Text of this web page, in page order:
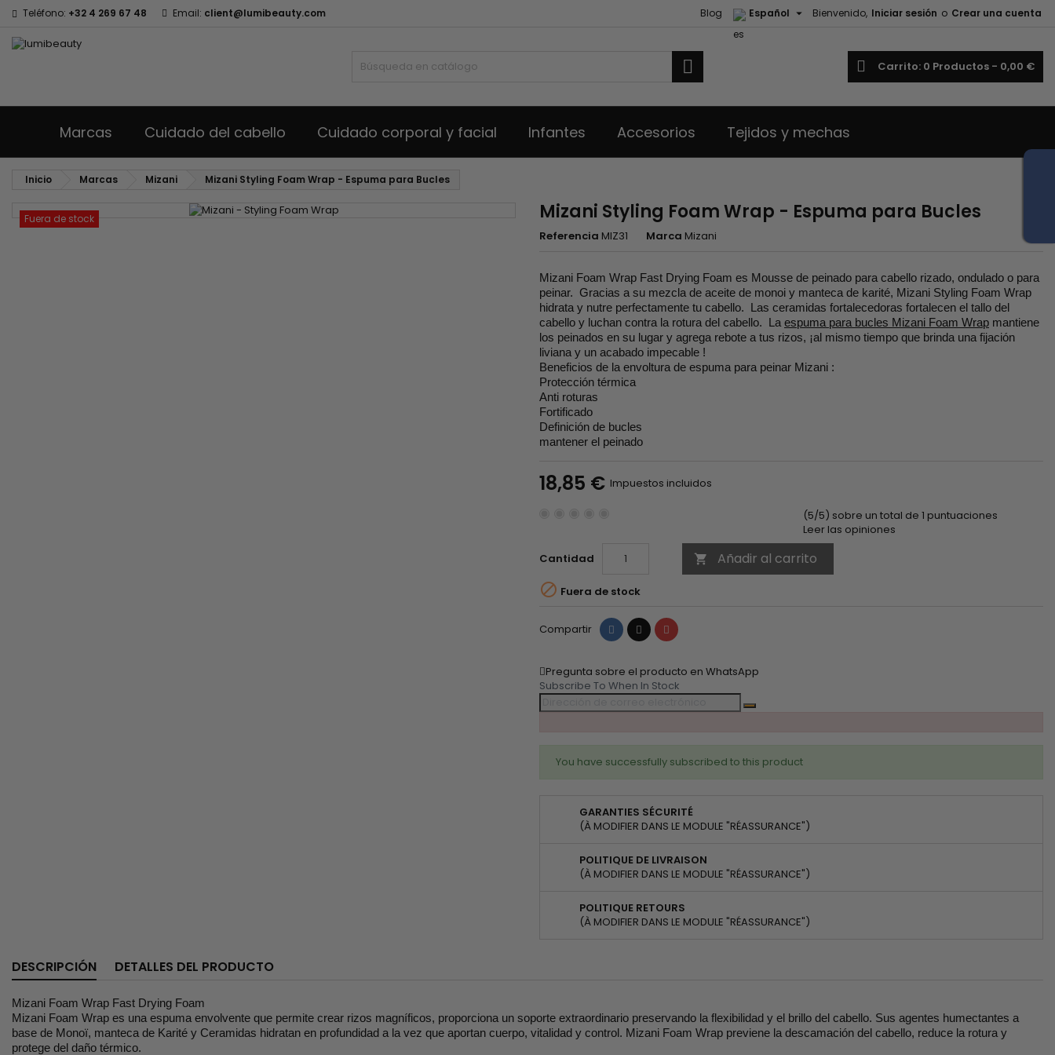
Teléfono: +32 4 269 67 48 Email: client@lumibeauty.com Bienvenido, Iniciar sesión o Crear una cuenta
Español 
Blog
Carrito 0 Productos - 0,00 €
Marcas Cuidado del cabello Cuidado corporal y facial Infantes Accesorios Tejidos y mechas
Inicio Marcas Mizani Mizani Styling Foam Wrap - Espuma para Bucles
Fuera de stock Mizani Styling Foam Wrap - Espuma para Bucles
Referencia MIZ31 Marca Mizani
Mizani Foam Wrap Fast Drying Foam es Mousse de peinado para cabello rizado, ondulado o para
peinar. Gracias a su mezcla de aceite de monoi y manteca de karité, Mizani Styling Foam Wrap
hidrata y nutre perfectamente tu cabello. Las ceramidas fortalecedoras fortalecen el tallo del
cabello y luchan contra la rotura del cabello. La espuma para bucles Mizani Foam Wrap mantiene
los peinados en su lugar y agrega rebote a tus rizos, ¡al mismo tiempo que brinda una fijación
liviana y un acabado impecable !
Beneficios de la envoltura de espuma para peinar Mizani :
Protección térmica
Anti roturas
Fortificado
Definición de bucles
mantener el peinado
18,85 € Impuestos incluidos
(5/5) sobre un total de 1 puntuaciones
Leer las opiniones
Cantidad
 Añadir al carrito
 Fuera de stock
Compartir Compartir
TuitearPinterest
Pregunta sobre el producto en WhatsApp
Subscribe To When In Stock
You have successfully subscribed to this product
GARANTIES SÉCURITÉ
(À MODIFIER DANS LE MODULE "RÉASSURANCE")
POLITIQUE DE LIVRAISON
(À MODIFIER DANS LE MODULE "RÉASSURANCE")
POLITIQUE RETOURS
(À MODIFIER DANS LE MODULE "RÉASSURANCE")
DESCRIPCIÓN DETALLES DEL PRODUCTO
Mizani Foam Wrap Fast Drying Foam
Mizani Foam Wrap es una espuma envolvente que permite crear rizos magníficos, proporciona un soporte extraordinario preservando la flexibilidad y el brillo del cabello. Sus agentes humectantes a
base de Monoï, manteca de Karité y Ceramidas hidratan en profundidad a la vez que aportan cuerpo, vitalidad y control. Mizani Foam Wrap previene la descamación del cabello, reduce la rotura y
protege del daño térmico.